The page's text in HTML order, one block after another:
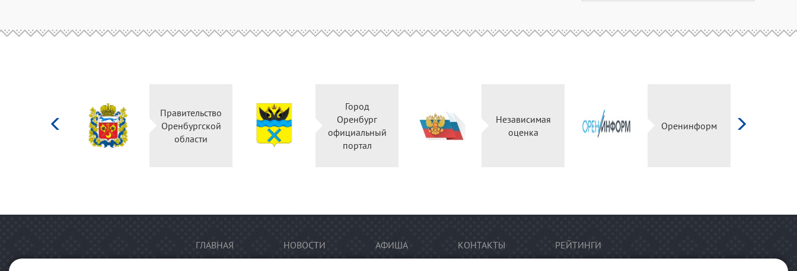
культуры
Российской
Правительство
Оренбургской
области
Город
Оренбург
официальный
портал
Независимая
оценка
Оренинформ
ГЛАВНАЯ НОВОСТИ АФИША КОНТАКТЫ РЕЙТИНГИ